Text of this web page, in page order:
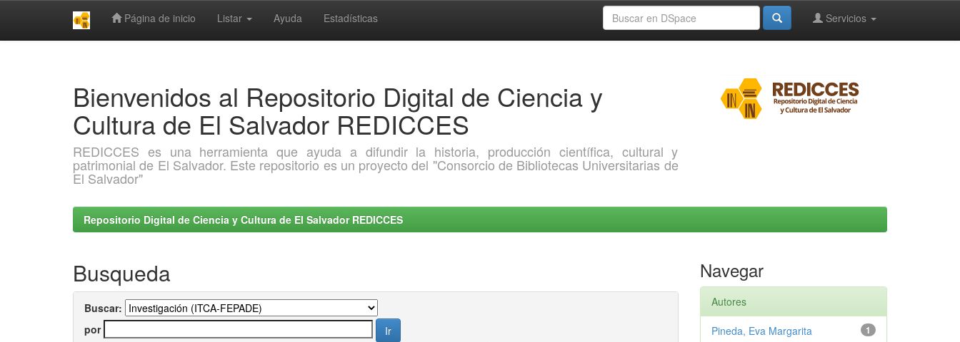
Página de inicio Listar Ayuda Estadísticas Servicios
Bienvenidos al Repositorio Digital de Ciencia y
Cultura de El Salvador REDICCES
REDICCES es una herramienta que ayuda a difundir la historia, producción científica, cultural y
patrimonial de El Salvador. Este repositorio es un proyecto del "Consorcio de Bibliotecas Universitarias de
El Salvador"
Repositorio Digital de Ciencia y Cultura de El Salvador REDICCES
Busqueda
Buscar:
por
Navegar
Autores
1
Pineda, Eva Margarita